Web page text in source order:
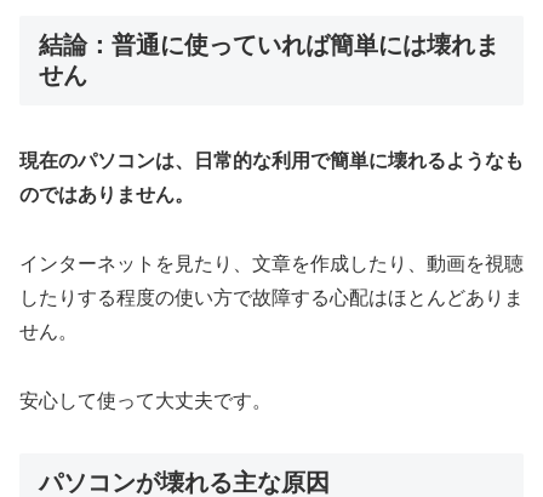
結論：普通に使っていれば簡単には壊れま
せん
現在のパソコンは、日常的な利用で簡単に壊れるようなも
のではありません。
インターネットを見たり、文章を作成したり、動画を視聴
したりする程度の使い方で故障する心配はほとんどありま
せん。
安心して使って大丈夫です。
パソコンが壊れる主な原因